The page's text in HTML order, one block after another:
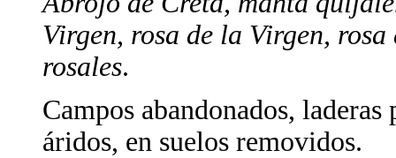
Virgen, rosa de la Virgen,
rosales.
Campos abandonados,
áridos, en suelos removidos.